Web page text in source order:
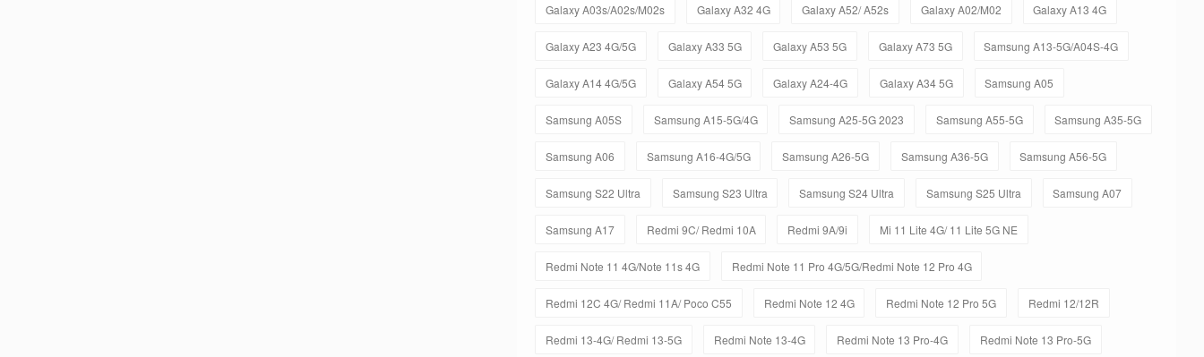
Galaxy A03s/A02s/M02s Galaxy A32 4G Galaxy A52/ A52s Galaxy A02/M02 Galaxy A13 4G
Galaxy A23 4G/5G Galaxy A33 5G Galaxy A53 5G Galaxy A73 5G Samsung A13-5G/A04S-4G
Galaxy A14 4G/5G Galaxy A54 5G Galaxy A24-4G Galaxy A34 5G Samsung A05
Samsung A05S Samsung A15-5G/4G Samsung A25-5G 2023 Samsung A55-5G Samsung A35-5G
Samsung A06 Samsung A16-4G/5G Samsung A26-5G Samsung A36-5G Samsung A56-5G
Samsung S22 Ultra Samsung S23 Ultra Samsung S24 Ultra Samsung S25 Ultra Samsung A07
Samsung A17 Redmi 9C/ Redmi 10A Redmi 9A/9i Mi 11 Lite 4G/ 11 Lite 5G NE
Redmi Note 11 4G/Note 11s 4G Redmi Note 11 Pro 4G/5G/Redmi Note 12 Pro 4G
Redmi 12C 4G/ Redmi 11A/ Poco C55 Redmi Note 12 4G Redmi Note 12 Pro 5G Redmi 12/12R
Redmi 13-4G/ Redmi 13-5G Redmi Note 13-4G Redmi Note 13 Pro-4G Redmi Note 13 Pro-5G